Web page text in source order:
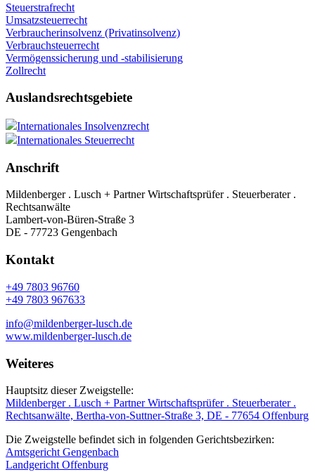
Steuerstrafrecht
Umsatzsteuerrecht
Verbraucherinsolvenz (Privatinsolvenz)
Verbrauchsteuerrecht
Vermögenssicherung und -stabilisierung
Zollrecht
Auslandsrechtsgebiete
Internationales Insolvenzrecht
Internationales Steuerrecht
Anschrift
Mildenberger . Lusch + Partner Wirtschaftsprüfer . Steuerberater .
Rechtsanwälte
Lambert-von-Büren-Straße 3
DE - 77723 Gengenbach
Kontakt
+49 7803 96760
+49 7803 967633
info@mildenberger-lusch.de
www.mildenberger-lusch.de
Weiteres
Hauptsitz dieser Zweigstelle:
Mildenberger . Lusch + Partner Wirtschaftsprüfer . Steuerberater .
Rechtsanwälte, Bertha-von-Suttner-Straße 3, DE - 77654 Offenburg
Die Zweigstelle befindet sich in folgenden Gerichtsbezirken:
Amtsgericht Gengenbach
Landgericht Offenburg